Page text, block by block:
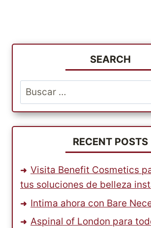
SEARCH
Buscar:
RECENT POSTS
Visita Benefit Cosmetics
tus soluciones de belleza
Intima ahora con Bare
Aspinal of London para